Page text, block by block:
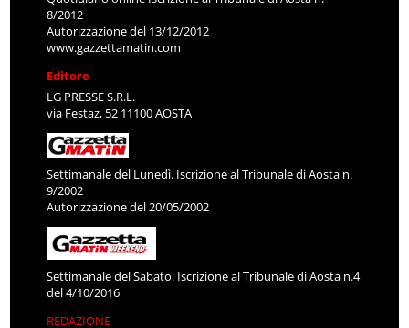
8/2012
Autorizzazione del 13/12/2012
www.gazzettamatin.com
Editore
LG PRESSE S.R.L.
via Festaz, 52 11100 AOSTA
Settimanale del Lunedì. Iscrizione al Tribunale di Aosta n.
9/2002
Autorizzazione del 20/05/2002
Settimanale del Sabato. Iscrizione al Tribunale di Aosta n.4
del 4/10/2016
REDAZIONE